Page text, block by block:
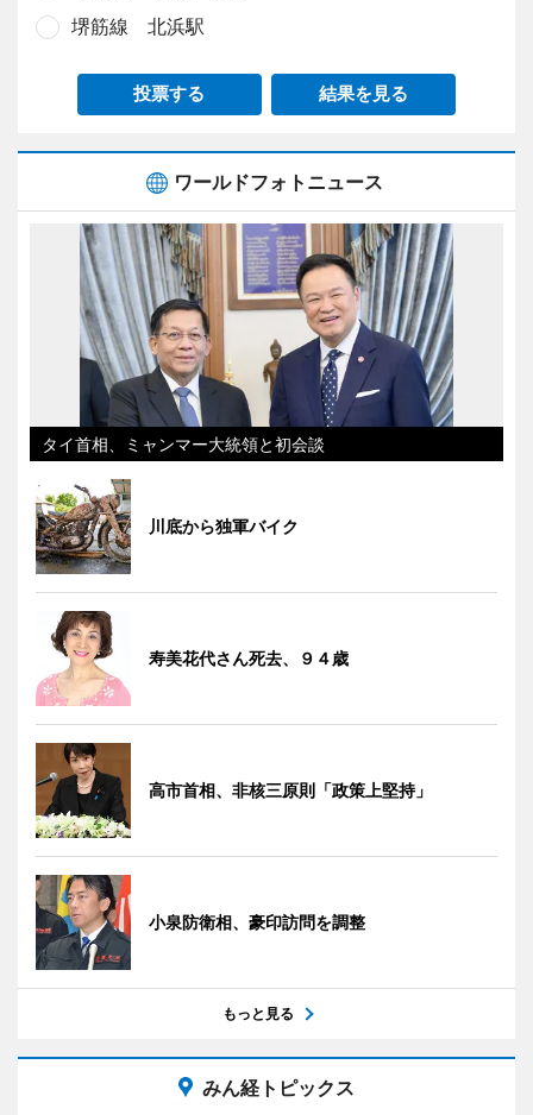
堺筋線 北浜駅
投票する 結果を見る
ワールドフォトニュース
タイ首相、ミャンマー大統領と初会談
川底から独軍バイク
寿美花代さん死去、９４歳
高市首相、非核三原則「政策上堅持」
小泉防衛相、豪印訪問を調整
もっと見る
みん経トピックス